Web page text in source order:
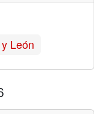
León